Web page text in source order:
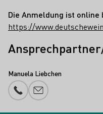
Die Anmeldung ist online
https://
Manuela Liebchen
Telefonnummer
E-Mail-Adresse